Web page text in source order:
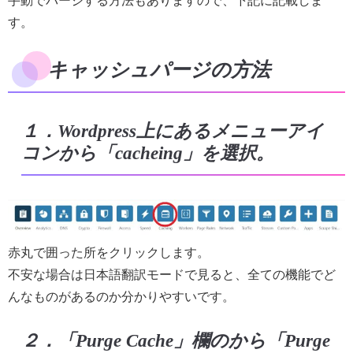
す。
キャッシュパージの方法
１．Wordpress上にあるメニューアイ
コンから「cacheing」を選択。
赤丸で囲った所をクリックします。
不安な場合は日本語翻訳モードで見ると、全ての機能でど
んなものがあるのか分かりやすいです。
２．「Purge Cache」欄のから「Purge